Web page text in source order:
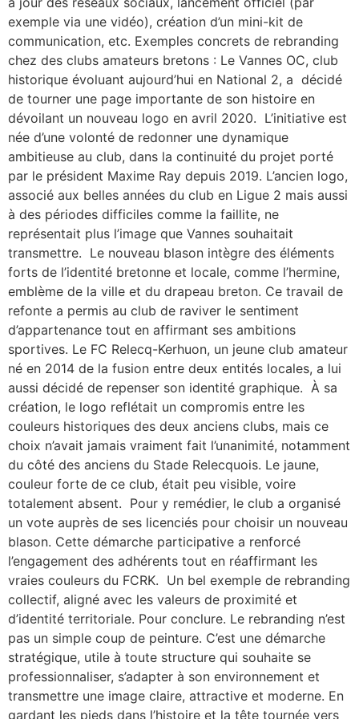
exemple via une vidéo), création d’un mini-kit de
communication, etc. Exemples concrets de rebranding
chez des clubs amateurs bretons : Le Vannes OC, club
historique évoluant aujourd’hui en National 2, a décidé
de tourner une page importante de son histoire en
dévoilant un nouveau logo en avril 2020. L’initiative est
née d’une volonté de redonner une dynamique
ambitieuse au club, dans la continuité du projet porté
par le président Maxime Ray depuis 2019. L’ancien logo,
associé aux belles années du club en Ligue 2 mais aussi
à des périodes difficiles comme la faillite, ne
représentait plus l’image que Vannes souhaitait
transmettre. Le nouveau blason intègre des éléments
forts de l’identité bretonne et locale, comme l’hermine,
emblème de la ville et du drapeau breton. Ce travail de
refonte a permis au club de raviver le sentiment
d’appartenance tout en affirmant ses ambitions
sportives. Le FC Relecq-Kerhuon, un jeune club amateur
né en 2014 de la fusion entre deux entités locales, a lui
aussi décidé de repenser son identité graphique. À sa
création, le logo reflétait un compromis entre les
couleurs historiques des deux anciens clubs, mais ce
choix n’avait jamais vraiment fait l’unanimité, notamment
du côté des anciens du Stade Relecquois. Le jaune,
couleur forte de ce club, était peu visible, voire
totalement absent. Pour y remédier, le club a organisé
un vote auprès de ses licenciés pour choisir un nouveau
blason. Cette démarche participative a renforcé
l’engagement des adhérents tout en réaffirmant les
vraies couleurs du FCRK. Un bel exemple de rebranding
collectif, aligné avec les valeurs de proximité et
d’identité territoriale. Pour conclure. Le rebranding n’est
pas un simple coup de peinture. C’est une démarche
stratégique, utile à toute structure qui souhaite se
professionnaliser, s’adapter à son environnement et
transmettre une image claire, attractive et moderne. En
gardant les pieds dans l’histoire et la tête tournée vers